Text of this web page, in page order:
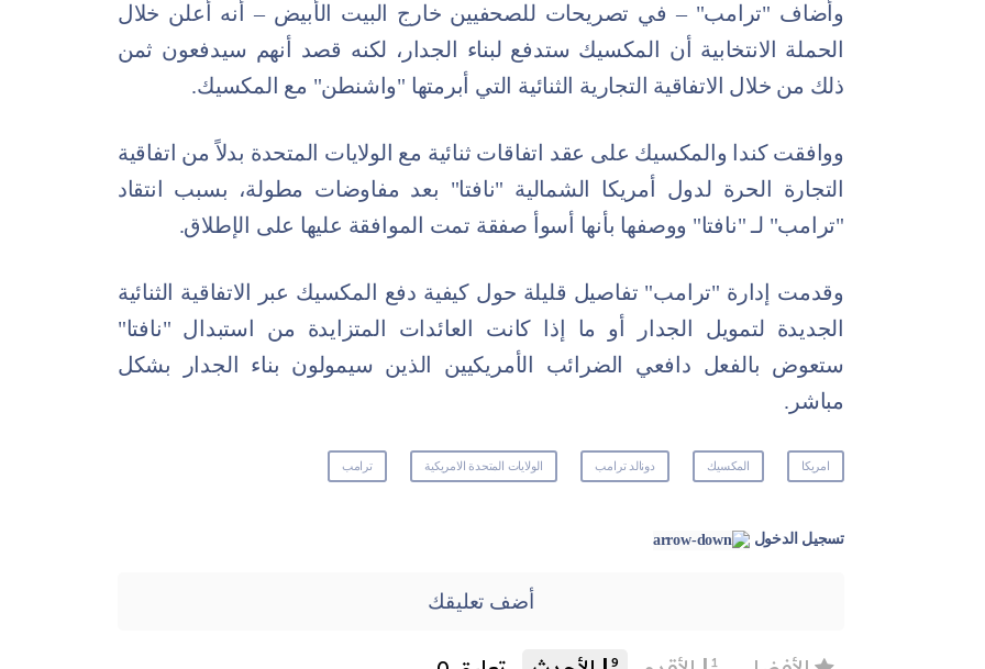
وأضاف "ترامب" – في تصريحات للصحفيين خارج البيت الأبيض – أنه أعلن خلال
الحملة الانتخابية أن المكسيك ستدفع لبناء الجدار، لكنه قصد أنهم سيدفعون ثمن
ذلك من خلال الاتفاقية التجارية الثنائية التي أبرمتها "واشنطن" مع المكسيك.
ووافقت كندا والمكسيك على عقد اتفاقات ثنائية مع الولايات المتحدة بدلاً من اتفاقية
التجارة الحرة لدول أمريكا الشمالية "نافتا" بعد مفاوضات مطولة، بسبب انتقاد
"ترامب" لـ "نافتا" ووصفها بأنها أسوأ صفقة تمت الموافقة عليها على الإطلاق.
وقدمت إدارة "ترامب" تفاصيل قليلة حول كيفية دفع المكسيك عبر الاتفاقية الثنائية
الجديدة لتمويل الجدار أو ما إذا كانت العائدات المتزايدة من استبدال "نافتا"
ستعوض بالفعل دافعي الضرائب الأمريكيين الذين سيمولون بناء الجدار بشكل
مباشر.
امريكا المكسيك دونالد ترامب الولايات المتحدة الامريكية ترامب
تسجيل الدخول
أضف تعليقك